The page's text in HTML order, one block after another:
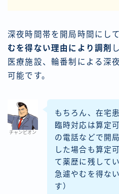
深夜時間帯を開局時間にし
むを得ない理由により調剤
医療施設、輪番制による深
可能です。
チャンピオン
もちろん、在宅
臨時対応は算定
の電話などで開
した場合も算定
て薬歴に残して
急遽やむを得な
す）